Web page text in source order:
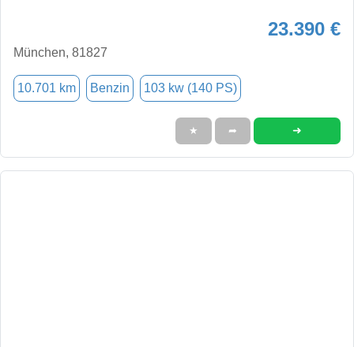
23.390 €
München, 81827
10.701 km Benzin 103 kw (140 PS)
★ ➦ ➜